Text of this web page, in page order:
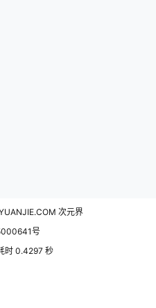
次元界
号
时 0.4297 秒